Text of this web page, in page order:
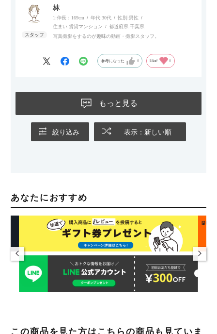
林
1:伸長：169cm 年代:30代 性別:男性
住まい:賃貸マンション 都道府県:千葉県
写真撮影をするのが趣味の動画・撮影スタッフ。
参考になった 0 Like! 0
もっと見る
絞り込み 表示：新しい順
あなたにおすすめ
この商品を見た方はこちらの商品も見ていま